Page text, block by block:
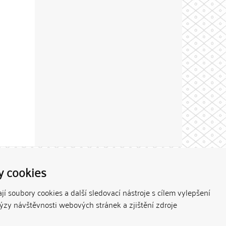
cookies
soubory cookies a další sledovací nástroje s cílem vylepšení
návštěvnosti webových stránek a zjištění zdroje